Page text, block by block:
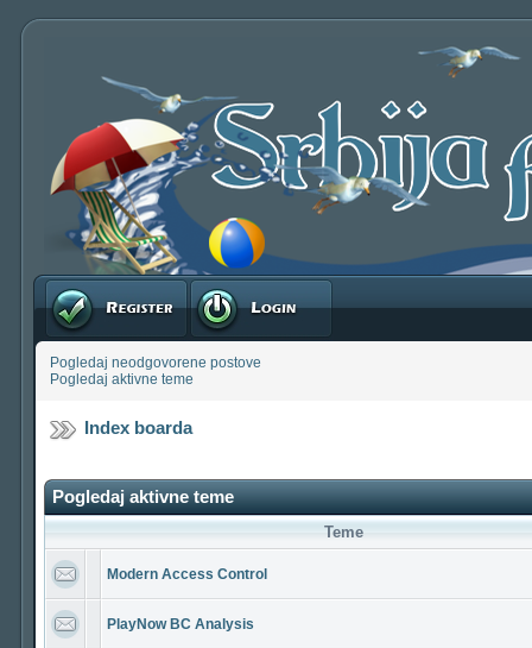
Registruj se Prijavite se
Pogledaj neodgovorene postove
Pogledaj aktivne teme
Index boarda
Pogledaj aktivne teme
Teme
Modern Access Control
PlayNow BC Analysis